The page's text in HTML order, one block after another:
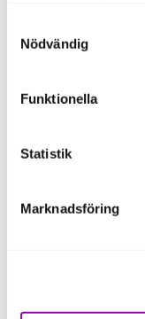
Om du klickar på
eller delning av
förutom för kakor
ska fungera se mer
Nödvändig
Funktionella
Statistik
Marknadsföring
Anders